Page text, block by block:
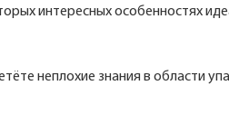
интересных особенностях
неплохие знания в области